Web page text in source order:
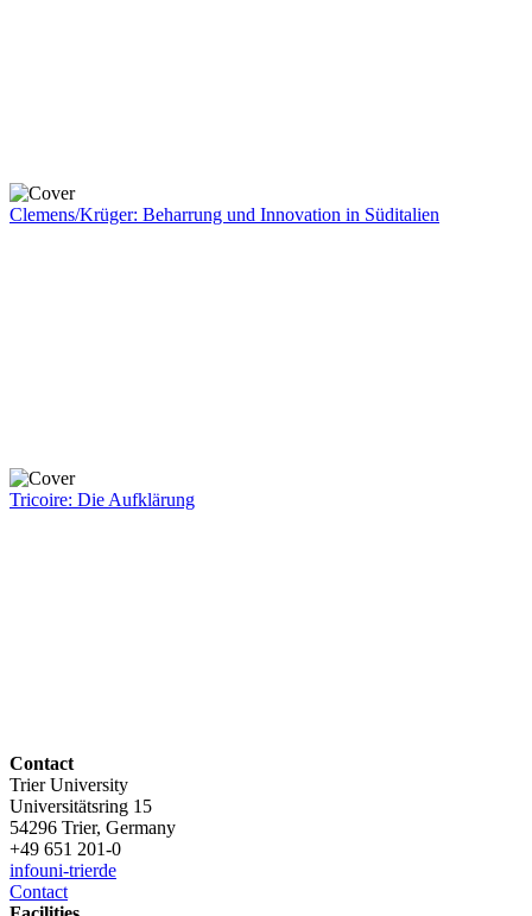
Clemens/Krüger: Beharrung und Innovation in Süditalien
Tricoire: Die Aufklärung
Contact
Trier University
Universitätsring 15
54296 Trier, Germany
+49 651 201-0
infouni-trierde
Contact